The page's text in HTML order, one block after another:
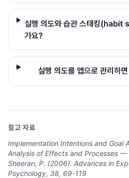
실행 의도와 습관 스태킹(habit
가요?
실행 의도를 앱으로 관리하
참고 자료
Implementation Intentions and Goal
Analysis of Effects and Processes —
Sheeran, P. (2006). Advances in
Psychology, 38, 69-119